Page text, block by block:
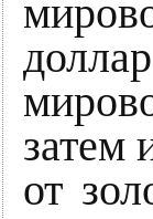
затем
от